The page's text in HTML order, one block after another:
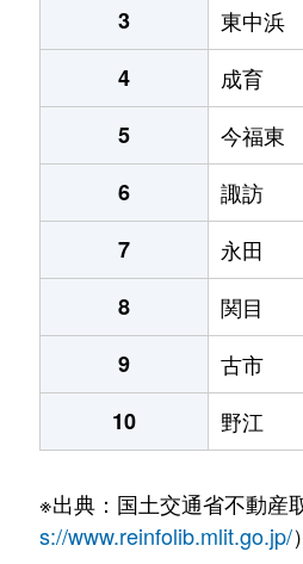
3
東中浜
4
成育
5
今福東
6
諏訪
7
永田
8
関目
9
古市
10
野江
※出典：国土交通省不動産
s://www.reinfolib.mlit.go.jp/